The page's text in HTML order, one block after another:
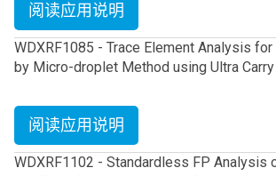
阅读应用说明
WDXRF1085 - Trace Element Analysis
by Micro-droplet Method using Ultra
阅读应用说明
WDXRF1102 - Standardless FP Analysis